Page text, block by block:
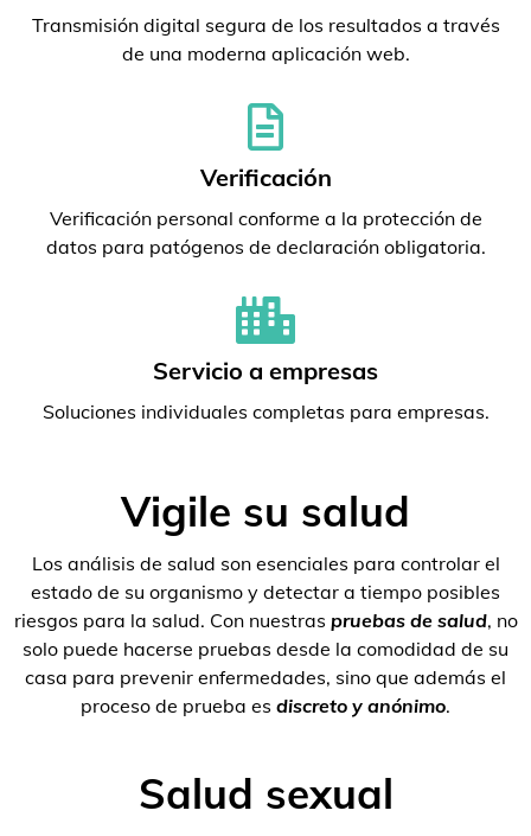
Transmisión digital segura de los resultados a través
de una moderna aplicación web.
Verificación
Verificación personal conforme a la protección de
datos para patógenos de declaración obligatoria.
Servicio a empresas
Soluciones individuales completas para empresas.
Vigile su salud
Los análisis de salud son esenciales para controlar el
estado de su organismo y detectar a tiempo posibles
riesgos para la salud. Con nuestras pruebas de salud, no
solo puede hacerse pruebas desde la comodidad de su
casa para prevenir enfermedades, sino que además el
proceso de prueba es discreto y anónimo.
Salud sexual